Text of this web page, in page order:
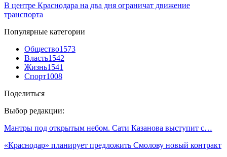
В центре Краснодара на два дня ограничат движение
транспорта
Популярные категории
Общество1573
Власть1542
Жизнь1541
Спорт1008
Поделиться
Выбор редакции:
Мантры под открытым небом. Сати Казанова выступит с…
«Краснодар» планирует предложить Смолову новый контракт